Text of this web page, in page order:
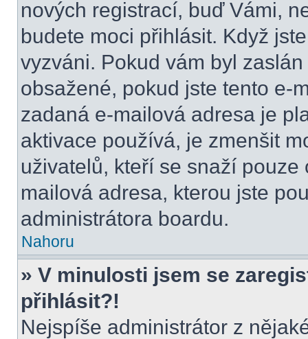
nových registrací, buď Vámi,
budete moci přihlásit. Když
vyzváni. Pokud vám byl
obsažené, pokud jste tento e-
zadaná e-mailová adresa je
aktivace používá, je zmenšit
uživatelů, kteří se snaží
mailová adresa, kterou jste
administrátora boardu.
Nahoru
» V minulosti jsem se
přihlásit?!
Nejspíše administrátor z